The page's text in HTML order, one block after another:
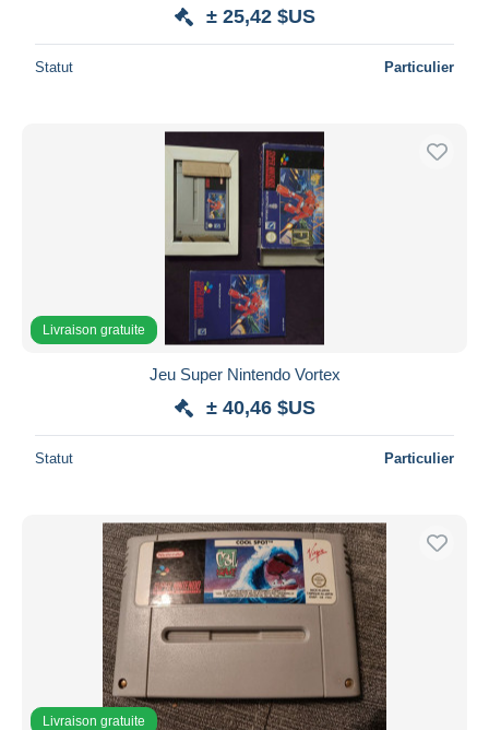
± 25,42 $US
Statut Particulier
Livraison gratuite
Jeu Super Nintendo Vortex
± 40,46 $US
Statut Particulier
Livraison gratuite